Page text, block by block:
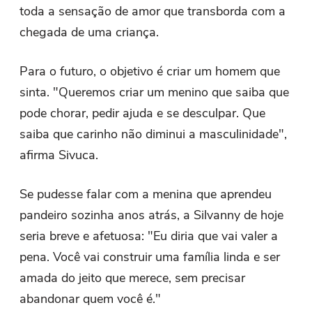
toda a sensação de amor que transborda com a
chegada de uma criança.
Para o futuro, o objetivo é criar um homem que
sinta. "Queremos criar um menino que saiba que
pode chorar, pedir ajuda e se desculpar. Que
saiba que carinho não diminui a masculinidade",
afirma Sivuca.
Se pudesse falar com a menina que aprendeu
pandeiro sozinha anos atrás, a Silvanny de hoje
seria breve e afetuosa: "Eu diria que vai valer a
pena. Você vai construir uma família linda e ser
amada do jeito que merece, sem precisar
abandonar quem você é."